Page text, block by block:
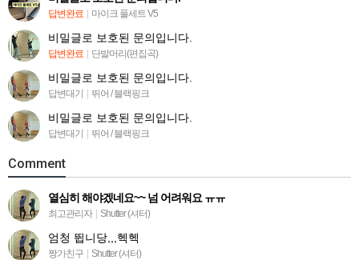
답변완료 | 마이크 풀세트 V5
비밀글로 보호된 문의입니다.
답변완료 | 단발머리(편집곡)
비밀글로 보호된 문의입니다.
답변대기 | 뛰어 / 블랙핑크
비밀글로 보호된 문의입니다.
답변대기 | 뛰어 / 블랙핑크
Comment
열심히 해야겠네요~~ 넘 어려워요 ㅠㅠ
최고관리자 | Shutter (셔터)
엄청 뜁니당,,,헥헥
짱가친구 | Shutter (셔터)